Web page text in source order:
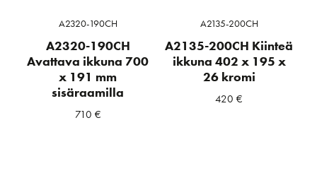
A2320-190CH
A2320-190CH
Avattava ikkuna 700
x 191 mm
sisäraamilla
710 €
A2135-200CH
A2135-200CH Kiinteä
ikkuna 402 x 195 x
26 kromi
420€